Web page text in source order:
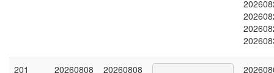
201 20260808 20260808